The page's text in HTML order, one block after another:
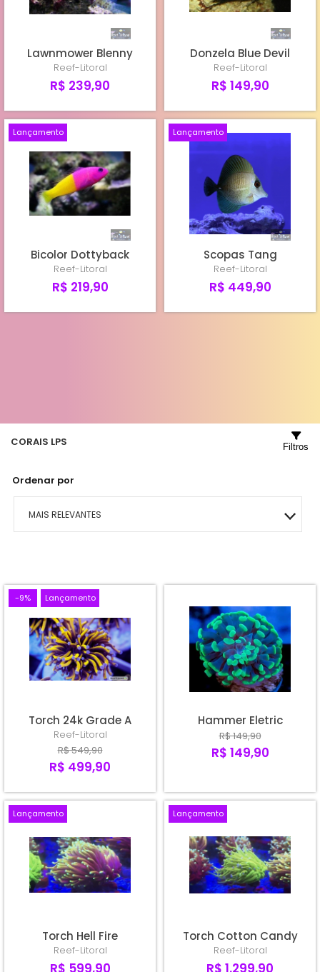
Lawnmower Blenny
Reef-Litoral
R$ 239,90
Donzela Blue Devil
Reef-Litoral
R$ 149,90
Lançamento
Bicolor Dottyback
Reef-Litoral
R$ 219,90
Lançamento
Scopas Tang
Reef-Litoral
R$ 449,90
CORAIS LPS
Ordenar por
MAIS RELEVANTES
MENOR PREÇO
MAIOR PREÇO
A - Z
Filtros
-9% Lançamento
Torch 24k Grade A
Reef-Litoral
R$ 549,90
R$ 499,90
Hammer Eletric
R$ 149,90
R$ 149,90
Lançamento
Torch Hell Fire
Reef-Litoral
R$ 599,90
Lançamento
Torch Cotton Candy
Reef-Litoral
R$ 1.299,90